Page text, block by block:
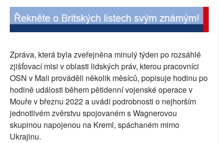
Zpráva, která byla zveřejněna minulý týden po rozsáhlé
zjišťovací misi v oblasti lidských práv, kterou pracovníci
OSN v Mali prováděli několik měsíců, popisuje hodinu po
hodině události během pětidenní vojenské operace v
Mouře v březnu 2022 a uvádí podrobnosti o nejhorším
jednotlivém zvěrstvu spojovaném s Wagnerovou
skupinou napojenou na Kreml, spáchaném mimo
Ukrajinu.